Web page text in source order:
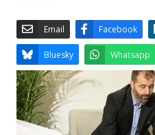
Email
Bluesky